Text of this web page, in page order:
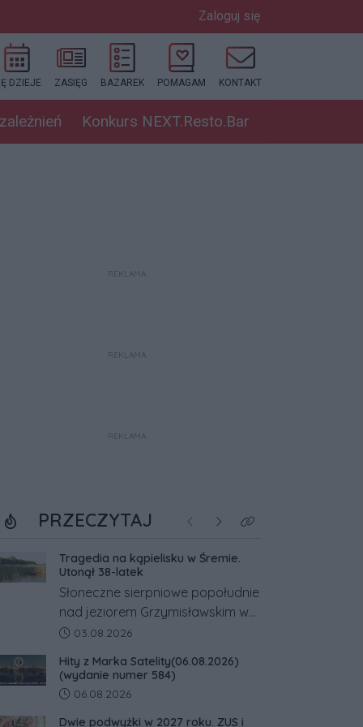
Zaloguj się
DZIEJE ZASIĘG BAZAREK POMAGAM KONTAKT
Konkurs NEXT.Resto.Bar
REKLAMA
REKLAMA
REKLAMA
PRZECZYTAJ Poprzednie
NastępneKliknij aby zobaczyć
Tragedia na kąpielisku w Śremie.
Utonął 38-latek
Słoneczne sierpniowe popołudnie
nad jeziorem Grzymisławskim w
powiecie śremskim zakończyło
zdołały odwrócić nawet
natychmiastowe działania służb
Data dodania artykułu:
03.08.2026
Hity z Marka Satelity(06.08.2026)
(wydanie numer 584)
Data dodania artykułu:
06.08.2026
Dwie podwyżki w 2027 roku. ZUS i